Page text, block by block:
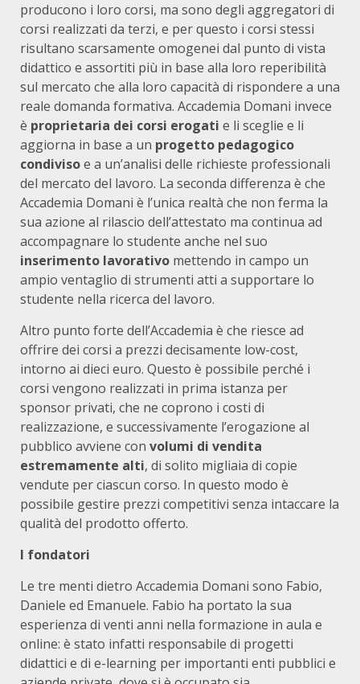
producono i loro corsi, ma sono degli aggregatori di
corsi realizzati da terzi, e per questo i corsi stessi
risultano scarsamente omogenei dal punto di vista
didattico e assortiti più in base alla loro reperibilità
sul mercato che alla loro capacità di rispondere a una
reale domanda formativa. Accademia Domani invece
è proprietaria dei corsi erogati e li sceglie e li
aggiorna in base a un progetto pedagogico
condivisoe a un’analisi delle richieste professionali
del mercato del lavoro. La seconda differenza è che
Accademia Domani è l’unica realtà che non ferma la
sua azione al rilascio dell’attestato ma continua ad
accompagnare lo studente anche nel suo
inserimento lavorativo mettendo in campo un
ampio ventaglio di strumenti atti a supportare lo
studente nella ricerca del lavoro.
Altro punto forte dell’Accademia è che riesce ad
offrire dei corsi a prezzi decisamente low-cost,
intorno ai dieci euro. Questo è possibile perché i
corsi vengono realizzati in prima istanza per
sponsor privati, che ne coprono i costi di
realizzazione, e successivamente l’erogazione al
pubblico avviene con volumi di vendita
estremamente alti, di solito migliaia di copie
vendute per ciascun corso. In questo modo è
possibile gestire prezzi competitivi senza intaccare la
qualità del prodotto offerto.
I fondatori
Le tre menti dietro Accademia Domani sono Fabio,
Daniele ed Emanuele. Fabio ha portato la sua
esperienza di venti anni nella formazione in aula e
online: è stato infatti responsabile di progetti
didattici e di e-learning per importanti enti pubblici e